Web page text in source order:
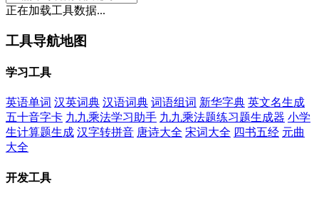
正在加载工具数据...
工具导航地图
学习工具
英语单词 汉英词典 汉语词典 词语组词 新华字典 英文名生成
五十音字卡 九九乘法学习助手 九九乘法题练习题生成器 小学
生计算题生成 汉字转拼音 唐诗大全 宋词大全 四书五经 元曲
大全
开发工具